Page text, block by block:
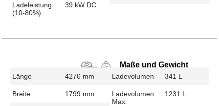
Ladeleistung
(10-80%)
39 kW DC
Maße und Gewicht
Länge 4270 mm
Breite 1799 mm
Ladevolumen 341 L
Ladevolumen
Max.
1231 L